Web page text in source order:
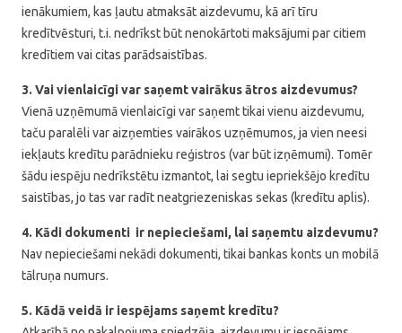
ienākumiem, kas ļautu atmaksāt aizdevumu, kā arī tīru
kredītvēsturi, t.i. nedrīkst būt nenokārtoti maksājumi par citiem
kredītiem vai citas parādsaistības.
3. Vai vienlaicīgi var saņemt vairākus ātros aizdevumus?
Vienā uzņēmumā vienlaicīgi var saņemt tikai vienu aizdevumu,
taču paralēli var aizņemties vairākos uzņēmumos, ja vien neesi
iekļauts kredītu parādnieku reģistros (var būt izņēmumi). Tomēr
šādu iespēju nedrīkstētu izmantot, lai segtu iepriekšējo kredītu
saistības, jo tas var radīt neatgriezeniskas sekas (kredītu aplis).
4. Kādi dokumenti ir nepieciešami, lai saņemtu aizdevumu?
Nav nepieciešami nekādi dokumenti, tikai bankas konts un mobilā
tālruņa numurs.
5. Kādā veidā ir iespējams saņemt kredītu?